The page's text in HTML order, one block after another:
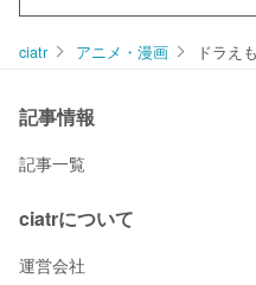
ciatr アニメ・漫画 ドラえ
記事情報
記事一覧
ciatrについて
運営会社